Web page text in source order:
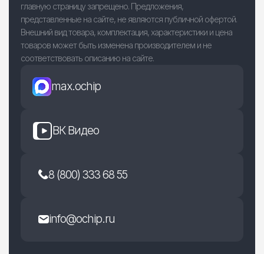
главную страницу запрещено. Предложения,
представленные на сайте, не являются публичной офертой.
Внешний вид товара, комплектация, характеристики и цена
товаров может быть изменена производителем и не
соответствовать описанию на сайте.
max.ochip
ВК Видео
8 (800) 333 68 55
info@ochip.ru